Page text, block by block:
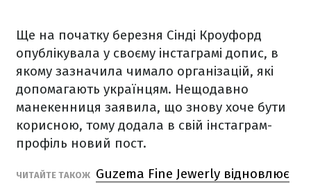
Ще на початку березня Сінді Кроуфорд
опублікувала у своєму інстаграмі допис, в
якому зазначила чимало організацій, які
допомагають українцям. Нещодавно
манекенниця заявила, що знову хоче бути
корисною, тому додала в свій інстаграм-
профіль новий пост.
ЧИТАЙТЕ ТАКОЖ Guzema Fine Jewerly відновлює